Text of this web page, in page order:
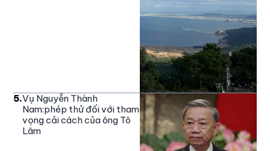
5.Vụ Nguyễn Thành
Nam:phép thử đối với tham
vọng cải cách của ông Tô
Lâm